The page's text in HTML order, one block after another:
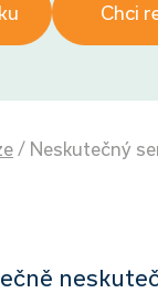
Chci
/ Neskutečný